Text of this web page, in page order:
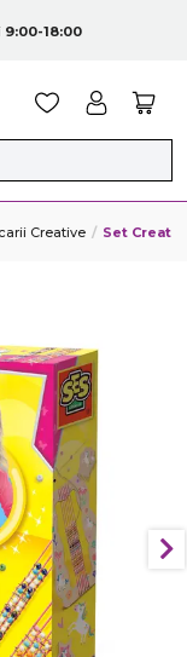
9:00-18:00
Creative Set